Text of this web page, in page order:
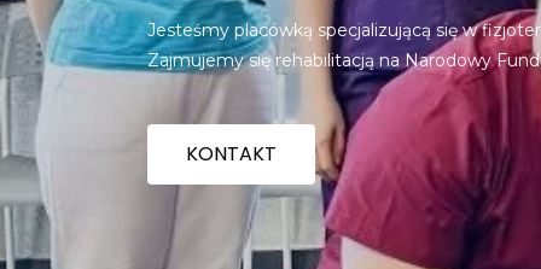
Jesteśmy placówką specjalizującą się w
Zajmujemy się rehabilitacją na Narodowy
KONTAKT